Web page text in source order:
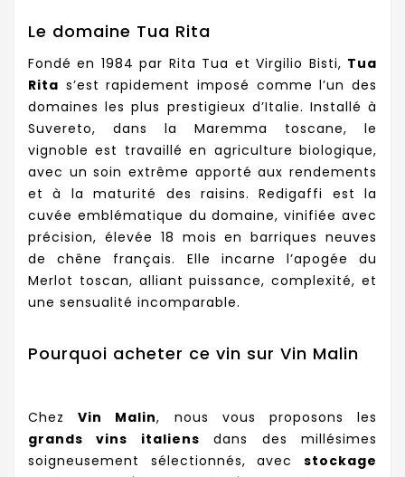
Le domaine Tua Rita
Fondé en 1984 par Rita Tua et Virgilio Bisti, Tua
Rita s’est rapidement imposé comme l’un des
domaines les plus prestigieux d’Italie. Installé à
Suvereto, dans la Maremma toscane, le
vignoble est travaillé en agriculture biologique,
avec un soin extrême apporté aux rendements
et à la maturité des raisins. Redigaffi est la
cuvée emblématique du domaine, vinifiée avec
précision, élevée 18 mois en barriques neuves
de chêne français. Elle incarne l’apogée du
Merlot toscan, alliant puissance, complexité, et
une sensualité incomparable.
Pourquoi acheter ce vin sur Vin Malin
ChezVin Malin, nous vous proposons les
grands vins italiens dans des millésimes
soigneusement sélectionnés, avec stockage